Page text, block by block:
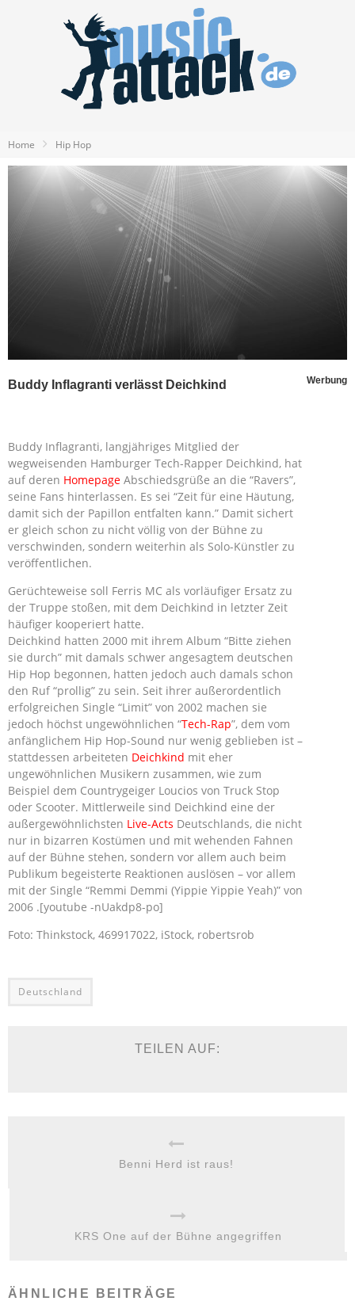
Home Hip Hop
Buddy Inflagranti verlässt Deichkind Werbung
Buddy Inflagranti, langjähriges Mitglied der
wegweisenden Hamburger Tech-Rapper Deichkind, hat
auf deren Homepage Abschiedsgrüße an die “Ravers”,
seine Fans hinterlassen. Es sei “Zeit für eine Häutung,
damit sich der Papillon entfalten kann.” Damit sichert
er gleich schon zu nicht völlig von der Bühne zu
verschwinden, sondern weiterhin als Solo-Künstler zu
veröffentlichen.
Gerüchteweise soll Ferris MC als vorläufiger Ersatz zu
der Truppe stoßen, mit dem Deichkind in letzter Zeit
häufiger kooperiert hatte.
Deichkind hatten 2000 mit ihrem Album “Bitte ziehen
sie durch” mit damals schwer angesagtem deutschen
Hip Hop begonnen, hatten jedoch auch damals schon
den Ruf “prollig” zu sein. Seit ihrer außerordentlich
erfolgreichen Single “Limit” von 2002 machen sie
jedoch höchst ungewöhnlichen “Tech-Rap”, dem vom
anfänglichem Hip Hop-Sound nur wenig geblieben ist –
stattdessen arbeiteten Deichkind mit eher
ungewöhnlichen Musikern zusammen, wie zum
Beispiel dem Countrygeiger Loucios von Truck Stop
oder Scooter. Mittlerweile sind Deichkind eine der
außergewöhnlichsten Live-Acts Deutschlands, die nicht
nur in bizarren Kostümen und mit wehenden Fahnen
auf der Bühne stehen, sondern vor allem auch beim
Publikum begeisterte Reaktionen auslösen – vor allem
mit der Single “Remmi Demmi (Yippie Yippie Yeah)” von
2006 .[youtube -nUakdp8-po]
Foto: Thinkstock, 469917022, iStock, robertsrob
Deutschland
TEILEN AUF:
Benni Herd ist raus!
KRS One auf der Bühne angegriffen
ÄHNLICHE BEITRÄGE